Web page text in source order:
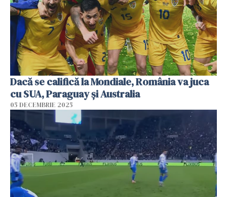
Dacă se califică la Mondiale, România va juca
cu SUA, Paraguay şi Australia
05 DECEMBRIE 2025